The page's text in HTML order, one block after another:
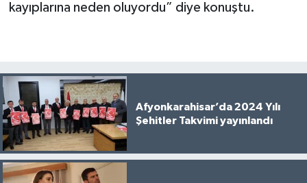
kayıplarına neden oluyordu” diye konuştu.
Afyonkarahisar’da 2024 Yılı
Şehitler Takvimi yayınlandı